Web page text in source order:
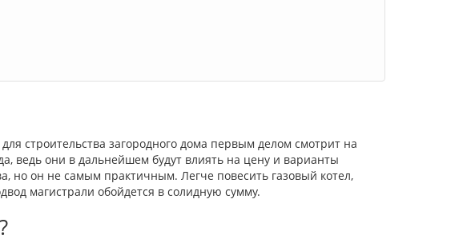
строительства загородного дома первым делом смотрит на
ведь они в дальнейшем будут влиять на цену и варианты
но он не самым практичным. Легче повесить газовый котел,
магистрали обойдется в солидную сумму.